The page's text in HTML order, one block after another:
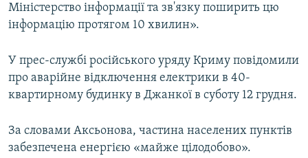
Усі сайти RFE/RL
Міністерство інформації та зв'язку поширить цю
інформацію протягом 10 хвилин».
У прес-службі російського уряду Криму повідомили
про аварійне відключення електрики в 40-
квартирному будинку в Джанкої в суботу 12 грудня.
За словами Аксьонова, частина населених пунктів
забезпечена енергією «майже цілодобово».